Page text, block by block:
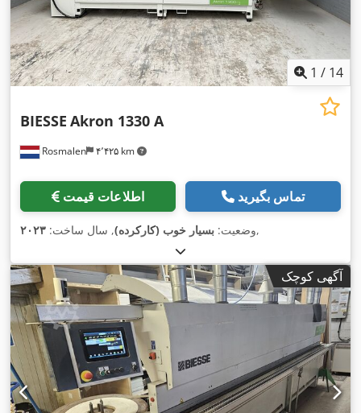
1 / 14
Rosmalen ۴٬۴۲۵ km
BIESSE Akron 1330 A
اطلاعات قیمت تماس بگیرید
وضعیت: بسیار خوب (کارکرده), سال ساخت: ۲۰۲۳ ,
آگهی کوچک